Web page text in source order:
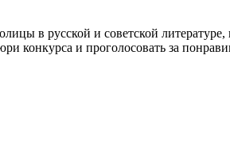
в русской и советской
конкурса и проголосовать за